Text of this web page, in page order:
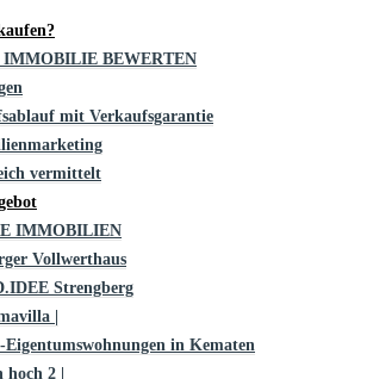
BEWERTEN
mit Verkaufsgarantie
vermittelt
IMMOBILIEN
Vollwerthaus
Strengberg
|
Eigentums­­wohnungen in Kematen
2 |